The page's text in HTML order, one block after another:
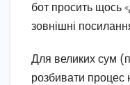
бот просить щось
зовнішні
Для великих сум
розбивати процес